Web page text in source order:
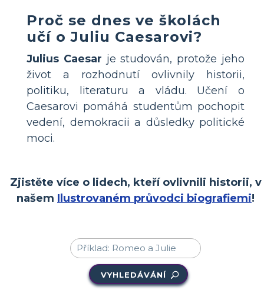
Proč se dnes ve školách
učí o Juliu Caesarovi?
Julius Caesar je studován, protože jeho
život a rozhodnutí ovlivnily historii,
politiku, literaturu a vládu. Učení o
Caesarovi pomáhá studentům pochopit
vedení, demokracii a důsledky politické
moci.
Zjistěte více o lidech, kteří ovlivnili historii, v
našem Ilustrovaném průvodci biografiemi!
VYHLEDÁVÁNÍ